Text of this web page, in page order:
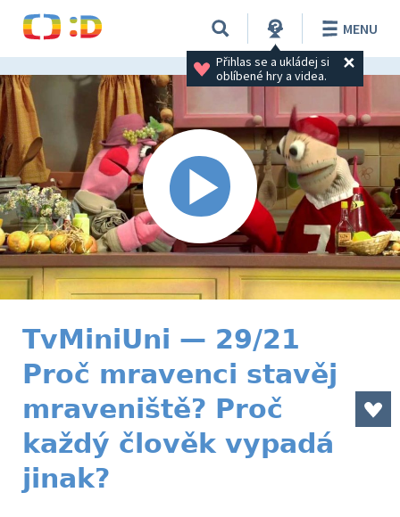
Přihlas se a ukládej si
oblíbené hry a videa.
MENU
TvMiniUni — 29/21
Proč mravenci stavěj
mraveniště? Proč
každý člověk vypadá
jinak?